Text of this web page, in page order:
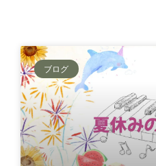
ブログ